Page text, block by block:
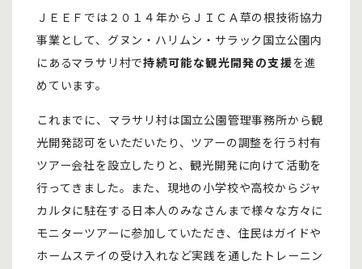
ＪＥＥＦでは２０１４年からＪＩＣＡ草の根技術協力
事業として、グヌン・ハリムン・サラック国立公園内
にあるマラサリ村で持続可能な観光開発の支援を進
めています。
これまでに、マラサリ村は国立公園管理事務所から観
光開発認可をいただいたり、ツアーの調整を行う村有
ツアー会社を設立したりと、観光開発に向けて活動を
行ってきました。また、現地の小学校や高校からジャ
カルタに駐在する日本人のみなさんまで様々な方々に
モニターツアーに参加していただき、住民はガイドや
ホームステイの受け入れなど実践を通したトレーニン